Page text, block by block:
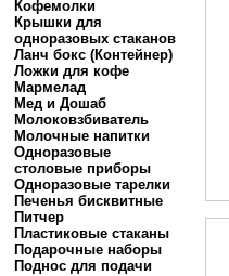
Кофемолки
Крышки для
одноразовых стаканов
Ланч бокс (Контейнер)
Ложки для кофе
Мармелад
Мед и Дошаб
Молоковзбиватель
Молочные напитки
Одноразовые
столовые приборы
Одноразовые тарелки
Печенья бисквитные
Питчер
Пластиковые стаканы
Подарочные наборы
Поднос для подачи